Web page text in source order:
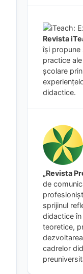
Revista
îşi propune
practice
şcolare
didactice.
„Revista
de
sprijinul
didactice
teoretice,
cadrelor